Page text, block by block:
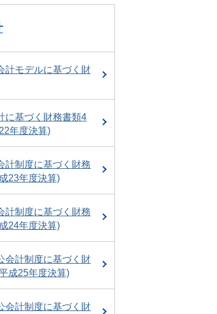
計モデルに基づく財
に基づく財務書類4
年度決算)
計制度に基づく財務
23年度決算)
計制度に基づく財務
24年度決算)
会計制度に基づく財
成25年度決算)
会計制度に基づく財